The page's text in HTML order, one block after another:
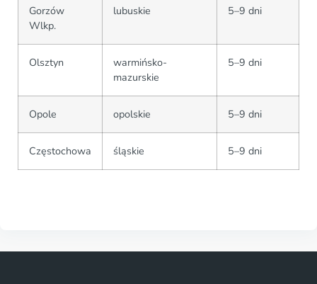
Gorzów
Wlkp.
lubuskie 5–9 dni
Olsztyn
warmińsko-
mazurskie
5–9 dni
Opole opolskie 5–9 dni
Częstochowa śląskie 5–9 dni